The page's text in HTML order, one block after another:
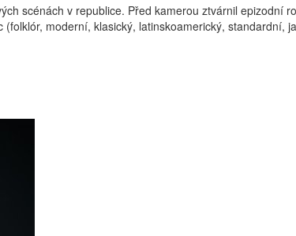
scénách v republice. Před kamerou ztvárnil epizodní
moderní, klasický, latinskoamerický, standardní,